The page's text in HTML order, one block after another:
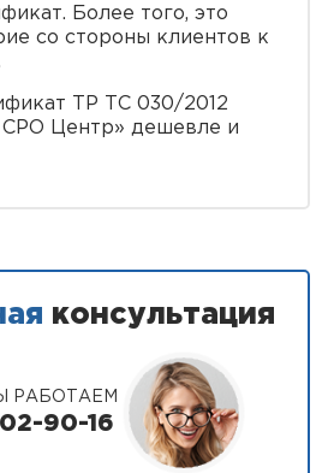
Более того, это
со стороны клиентов к
ТР ТС 030/2012
СРО Центр» дешевле и
консультация
РАБОТАЕМ
90-16